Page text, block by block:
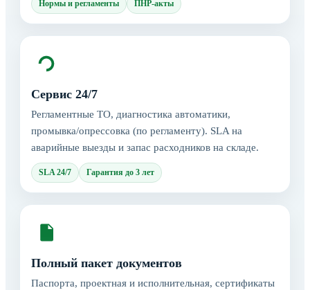
Нормы и регламенты ПНР-акты
Сервис 24/7
Регламентные ТО, диагностика автоматики,
промывка/опрессовка (по регламенту). SLA на
аварийные выезды и запас расходников на складе.
SLA 24/7 Гарантия до 3 лет
Полный пакет документов
Паспорта, проектная и исполнительная, сертификаты